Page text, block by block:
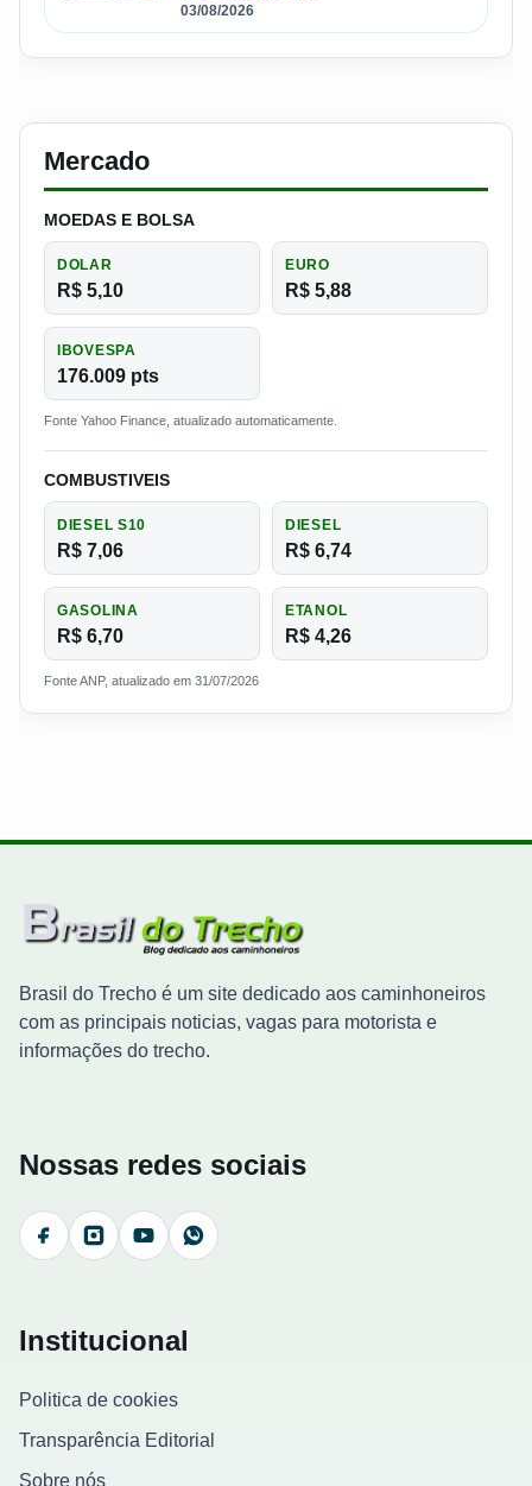
03/08/2026
Mercado
MOEDAS E BOLSA
DOLAR
R$ 5,10
EURO
R$ 5,88
IBOVESPA
176.009 pts
Fonte Yahoo Finance, atualizado automaticamente.
COMBUSTIVEIS
DIESEL S10
R$ 7,06
DIESEL
R$ 6,74
GASOLINA
R$ 6,70
ETANOL
R$ 4,26
Fonte ANP, atualizado em 31/07/2026
Brasil do Trecho é um site dedicado aos caminhoneiros
com as principais noticias, vagas para motorista e
informações do trecho.
Nossas redes sociais
FacebookInstagramYouTubeWhatsApp
Institucional
Politica de cookies
Transparência Editorial
Sobre nós